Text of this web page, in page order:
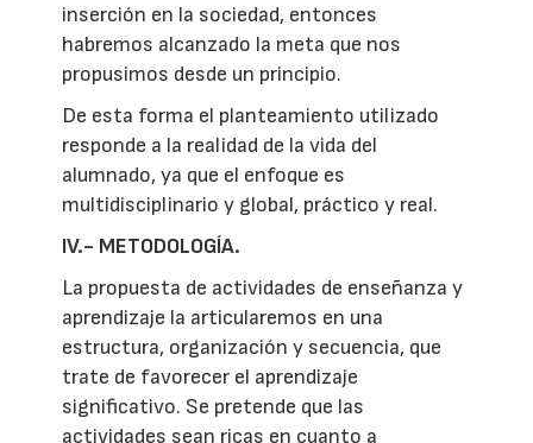
inserción en la sociedad, entonces
habremos alcanzado la meta que nos
propusimos desde un principio.
De esta forma el planteamiento utilizado
responde a la realidad de la vida del
alumnado, ya que el enfoque es
multidisciplinario y global, práctico y real.
IV.- METODOLOGÍA.
La propuesta de actividades de enseñanza y
aprendizaje la articularemos en una
estructura, organización y secuencia, que
trate de favorecer el aprendizaje
significativo. Se pretende que las
actividades sean ricas en cuanto a